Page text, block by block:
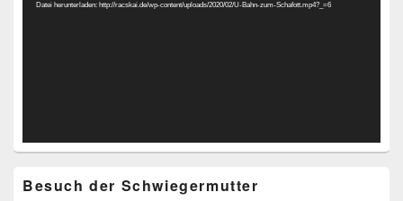
Datei herunterladen: http://racskai.de/wp-content/uploads/2020/02/U-Bahn-zum-Schafott.mp4?_=6
Besuch der Schwiegermutter